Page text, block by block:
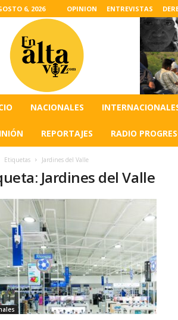
6, 2026 OPINION ENTREVISTAS
NACIONALES
REPORTAJES RADIO
Etiquetas Jardines del Valle
Jardines del Valle